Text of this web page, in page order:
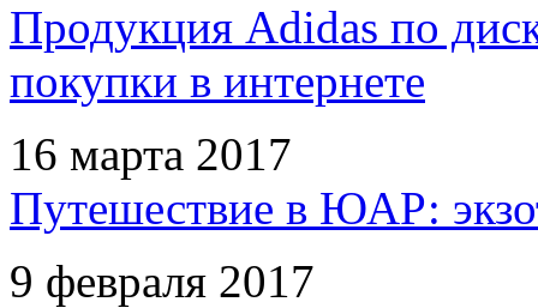
Продукция Adidas по
покупки в интернете
16 марта 2017
Путешествие в ЮАР:
9 февраля 2017